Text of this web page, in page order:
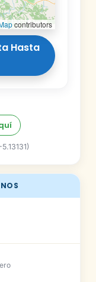
contributors